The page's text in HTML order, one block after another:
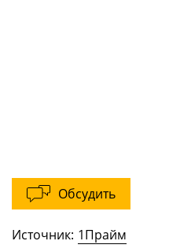
Обсудить
Источник: 1Прайм